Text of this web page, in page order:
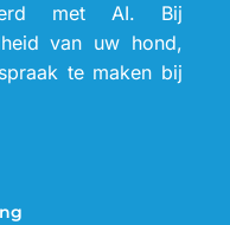
met AI. Bij
van uw hond,
te maken bij